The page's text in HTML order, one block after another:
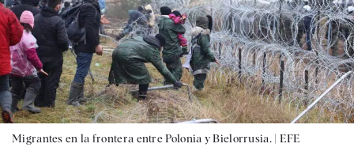
Migrantes en la frontera entre Polonia y Bielorrusia. | EFE